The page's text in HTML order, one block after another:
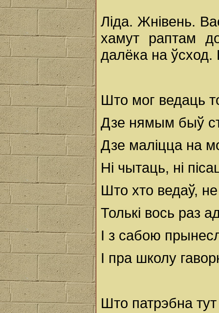
Ліда. Жнівень.
хамут раптам
далёка на
Што мог ведаць
Дзе нямым быў
Дзе маліцца на
Ні чытаць, ні
Што хто ведаў,
Толькі вось раз
I з сабою
I пра школу
Што патрэбна